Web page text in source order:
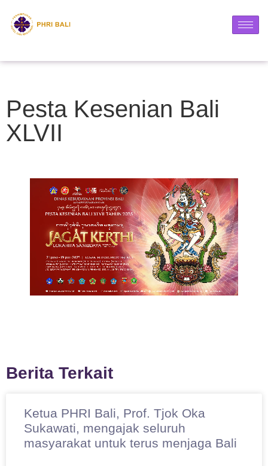
Pesta Kesenian Bali
XLVII
Berita Terkait
Ketua PHRI Bali, Prof. Tjok Oka
Sukawati, mengajak seluruh
masyarakat untuk terus menjaga Bali